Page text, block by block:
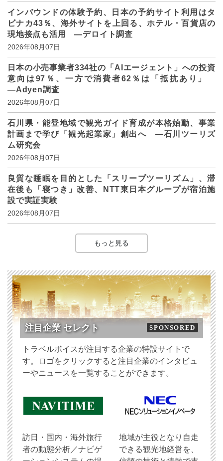
インバウンドの体験予約、日本の予約サイト利用はタ
ビナカ43％、海外サイトを上回る、ホテル・百貨店の
現地接点も活用 ―デロイト調査
2026年08月07日
日本の小売事業者334社の「AIエージェント」への投資
意向は97％、一方で消費者62％は「抵抗あり」
―Adyen調査
2026年08月07日
石川県・能登地域で観光ガイド育成が本格始動、事業
計画まで学び「観光起業家」創出へ ―石川ツーリズ
ム研究会
2026年08月07日
良質な睡眠を目的とした「スリープツーリズム」、滞
在後も「寝つき」改善、NTT東日本グループが宿泊施
設で実証実験
2026年08月07日
もっと見る
注目企業 セレクト SPONSORED
トラベルボイスが注目する企業の特設サイトで
す。ロゴをクリックすると注目企業のインタビュ
ーやニュースを一覧することができます。
訪日・国内・海外旅行
者の動態分析／ナビゲ
地域が主役となり自走
できる観光地経営を、